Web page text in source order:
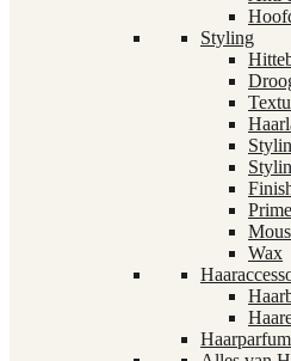
Styling
Wax
Haarparfum